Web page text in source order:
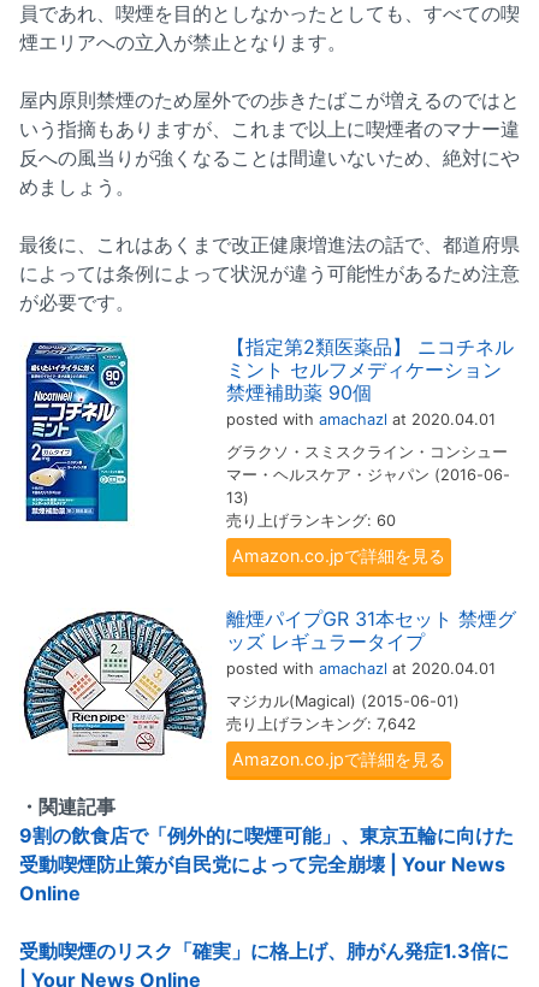
員であれ、喫煙を目的としなかったとしても、すべての喫
煙エリアへの立入が禁止となります。
屋内原則禁煙のため屋外での歩きたばこが増えるのではと
いう指摘もありますが、これまで以上に喫煙者のマナー違
反への風当りが強くなることは間違いないため、絶対にや
めましょう。
最後に、これはあくまで改正健康増進法の話で、都道府県
によっては条例によって状況が違う可能性があるため注意
が必要です。
【指定第2類医薬品】 ニコチネル
ミント セルフメディケーション
禁煙補助薬 90個
posted with amachazl at 2020.04.01
グラクソ・スミスクライン・コンシュー
マー・ヘルスケア・ジャパン (2016-06-
13)
売り上げランキング: 60
Amazon.co.jpで詳細を見る
離煙パイプGR 31本セット 禁煙グ
ッズ レギュラータイプ
posted with amachazl at 2020.04.01
マジカル(Magical) (2015-06-01)
売り上げランキング: 7,642
Amazon.co.jpで詳細を見る
・関連記事
9割の飲食店で「例外的に喫煙可能」、東京五輪に向けた
受動喫煙防止策が自民党によって完全崩壊 | Your News
Online
受動喫煙のリスク「確実」に格上げ、肺がん発症1.3倍に
| Your News Online